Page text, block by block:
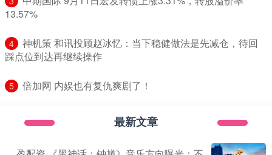
13.57%
4
​神机策 和讯投顾赵冰忆：当下稳健做法是先减仓，待回
踩点位到达再继续操作
5 ​倍加网 内娱也有复仇爽剧了！
最新文章